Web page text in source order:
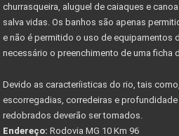
churrasqueira, aluguel de caiaques e
salva vidas. Os banhos são apenas
e não é permitido o uso de equipamentos
necessário o preenchimento de uma ficha
Devido as caracteríisticas do rio, tais
escorregadias, corredeiras e
redobrados deverão ser tomados.
Endereço: Rodovia MG 10 Km 96